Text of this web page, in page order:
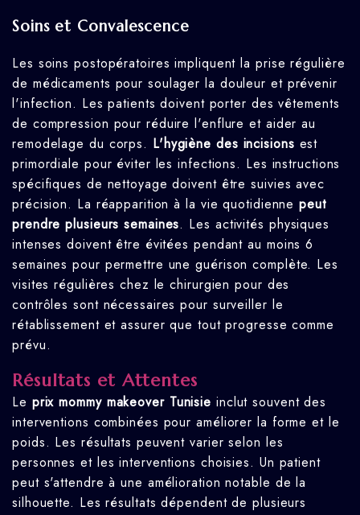
Soins et Convalescence
Les soins postopératoires impliquent la prise régulière
de médicaments pour soulager la douleur et prévenir
l'infection. Les patients doivent porter des vêtements
de compression pour réduire l'enflure et aider au
remodelage du corps. L'hygiène des incisions est
primordiale pour éviter les infections. Les instructions
spécifiques de nettoyage doivent être suivies avec
précision. La réapparition à la vie quotidiennepeut
prendre plusieurs semaines. Les activités physiques
intenses doivent être évitées pendant au moins 6
semaines pour permettre une guérison complète. Les
visites régulières chez le chirurgien pour des
contrôles sont nécessaires pour surveiller le
rétablissement et assurer que tout progresse comme
prévu.
Résultats et Attentes
Le prix mommy makeover Tunisie inclut souvent des
interventions combinées pour améliorer la forme et le
poids. Les résultats peuvent varier selon les
personnes et les interventions choisies. Un patient
peut s'attendre à une amélioration notable de la
silhouette. Les résultats dépendent de plusieurs